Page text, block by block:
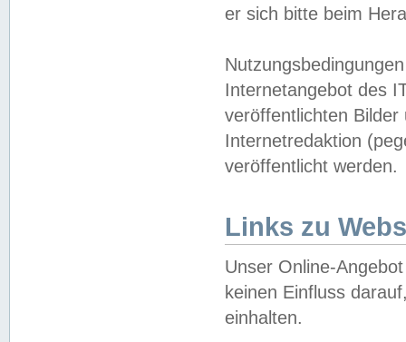
er sich bitte beim
Internetangebot des
veröffentlichten
Internetredaktion
veröffentlicht werden.
Links zu
Unser Online-
keinen Einfluss
einhalten.